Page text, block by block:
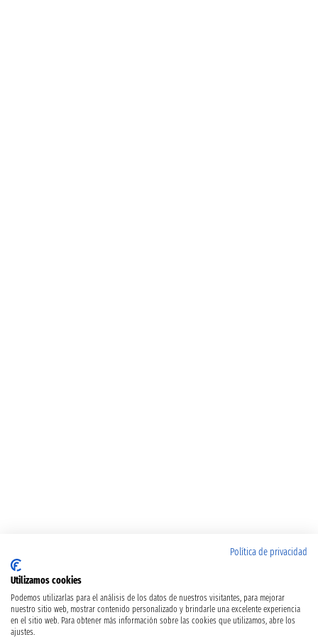
Política de privacidad
Utilizamos cookies
Podemos utilizarlas para el análisis de los datos de nuestros visitantes, para mejorar
nuestro sitio web, mostrar contenido personalizado y brindarle una excelente experiencia
en el sitio web. Para obtener más información sobre las cookies que utilizamos, abre los
ajustes.